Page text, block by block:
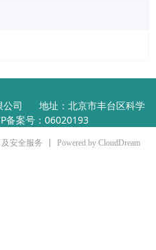
公司 地址：北京市丰台区科学
案号：06020193
安全服务 Powered by CloudDream